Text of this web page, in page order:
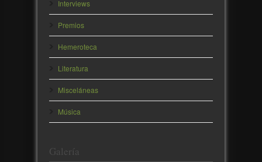
Interviews
Premios
Hemeroteca
Literatura
Misceláneas
Música
Galería